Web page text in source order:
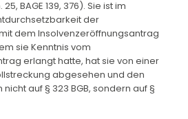
25, BAGE 139, 376). Sie ist im
der
dem Insolvenzeröffnungsantrag
sie Kenntnis vom
erlangt hatte, hat sie von einer
abgesehen und den
auf § 323 BGB, sondern auf §